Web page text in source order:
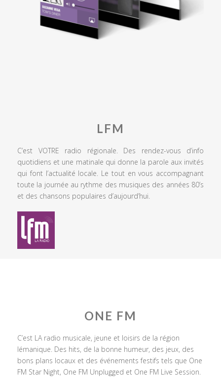
LFM
C’est VOTRE radio régionale. Des rendez-vous d’info
quotidiens et une matinale qui donne la parole aux invités
qui font l’actualité locale. Le tout en vous accompagnant
toute la journée au rythme des musiques des années 80’s
et des chansons populaires d’aujourd’hui.
ONE FM
C’est LA radio musicale, jeune et loisirs de la région
lémanique. Des hits, de la bonne humeur, des jeux, des
bons plans locaux et des événements festifs tels que One
FM Star Night, One FM Unplugged et One FM Live Session.